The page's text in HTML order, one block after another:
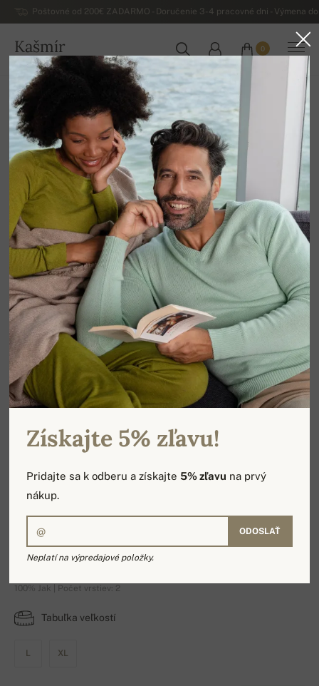
Poštovné od 200€ ZADARMO - Doručenie 3-4 pracovné dni - Výmena
Kašmír
SLOVENSKO
0
Domov Luxusné dámske kašmírové svetre Dámske svetre z jaka
YakEmma
100% Jak | Počet vrstiev: 2
Tabuľka veľkostí
L XL
Získajte 5% zľavu!
Pridajte sa k odberu a získajte5% zľavu na prvý
nákup.
ODOSLAŤ
Neplatí na výpredajové položky.